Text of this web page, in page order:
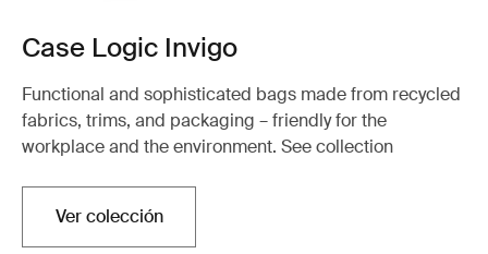
Case Logic Invigo
Functional and sophisticated bags made from recycled
fabrics, trims, and packaging – friendly for the
workplace and the environment. See collection
Ver colección